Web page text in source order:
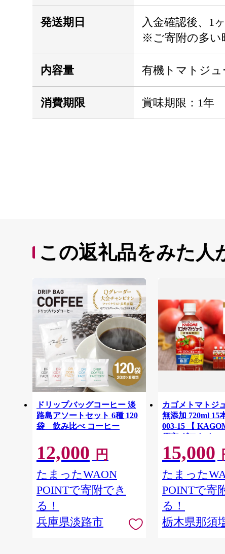
発送期日
入金確認後、1
※ご寄附の多い
内容量 有機トマトジュ
消費期限 賞味期限：1年
この返礼品をみた人
ドリップバッグコーヒー 淡
路島アソートセット 6種 120
袋 飲み比べ コーヒー
12,000 円
たまったWAON
POINTで寄附でき
る！
兵庫県淡路市
カゴメトマトジ
無添加 720ml 15
003-15 【
原市 ギフト トマ
ース 飲料 ドリン
GABA 血圧 コレ
ル】
15,000
たまった
POINTで寄
る！
栃木県那須